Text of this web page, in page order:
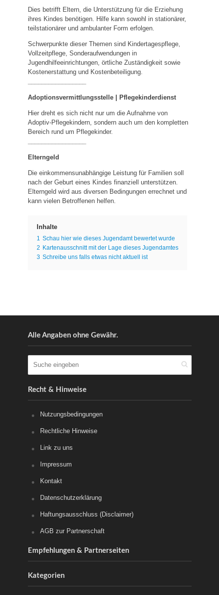
Dies betrifft Eltern, die Unterstützung für die Erziehung
ihres Kindes benötigen. Hilfe kann sowohl in stationärer,
teilstationärer und ambulanter Form erfolgen.
Schwerpunkte dieser Themen sind Kindertagespflege,
Vollzeitpflege, Sonderaufwendungen in
Jugendhilfeeinrichtungen, örtliche Zuständigkeit sowie
Kostenerstattung und Kostenbeteiligung.
Adoptionsvermittlungsstelle | Pflegekinderdienst
Hier dreht es sich nicht nur um die Aufnahme von
Adoptiv-Pflegekindern, sondern auch um den kompletten
Bereich rund um Pflegekinder.
Elterngeld
Die einkommensunabhängige Leistung für Familien soll
nach der Geburt eines Kindes finanziell unterstützen.
Elterngeld wird aus diversen Bedingungen errechnet und
kann vielen Betroffenen helfen.
Inhalte
1 Schau hier wie dieses Jugendamt bewertet wurde
2 Kartenausschnitt mit der Lage dieses Jugendamtes
3 Schreibe uns falls etwas nicht aktuell ist
Alle Angaben ohne Gewähr.
Recht & Hinweise
Nutzungsbedingungen
Rechtliche Hinweise
Link zu uns
Impressum
Kontakt
Datenschutzerklärung
Haftungsausschluss (Disclaimer)
AGB zur Partnerschaft
Empfehlungen & Partnerseiten
Kategorien